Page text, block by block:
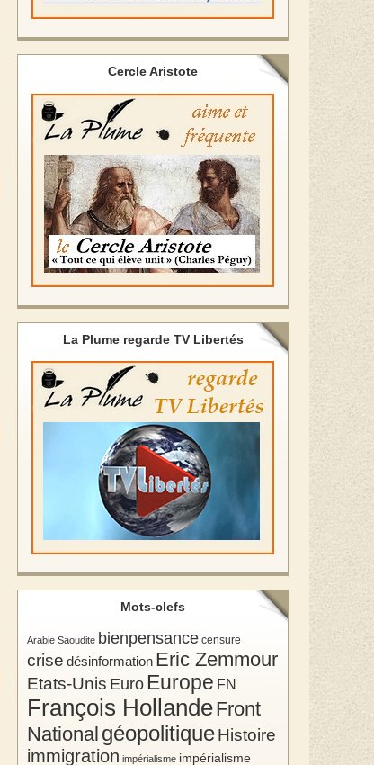
Cercle Aristote
La Plume regarde TV Libertés
Mots-clefs
Arabie Saoudite bienpensance censure
crise désinformation Eric Zemmour
Etats-Unis Euro Europe FN
François HollandeFront
National géopolitiqueHistoire
immigration impérialisme impérialisme